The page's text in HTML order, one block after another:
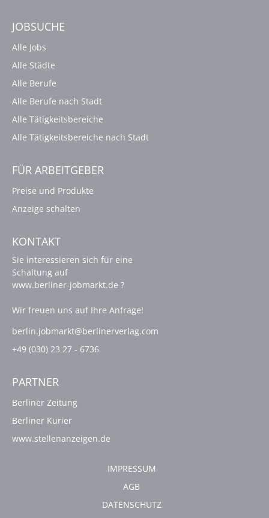
JOBSUCHE
Alle Jobs
Alle Städte
Alle Berufe
Alle Berufe nach Stadt
Alle Tätigkeitsbereiche
Alle Tätigkeitsbereiche nach Stadt
FÜR ARBEITGEBER
Preise und Produkte
Anzeige schalten
KONTAKT
Sie interessieren sich für eine
Schaltung auf
www.berliner-jobmarkt.de ?
Wir freuen uns auf Ihre Anfrage!
berlin.jobmarkt@berlinerverlag.com
+49 (030) 23 27 - 6736
PARTNER
Berliner Zeitung
Berliner Kurier
www.stellenanzeigen.de
IMPRESSUM
AGB
DATENSCHUTZ